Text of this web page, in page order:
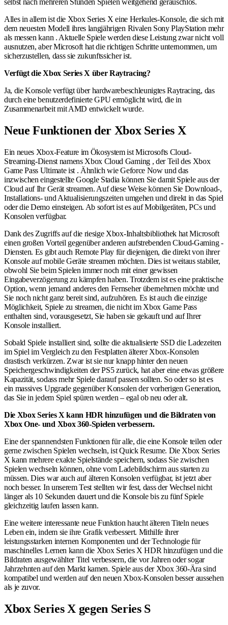
selbst nach mehreren Stunden Spielen weitgehend geräuschlos.
Alles in allem ist die Xbox Series X eine Herkules-Konsole, die sich mit
dem neuesten Modell ihres langjährigen Rivalen Sony PlayStation mehr
als messen kann . Aktuelle Spiele werden diese Leistung zwar nicht voll
ausnutzen, aber Microsoft hat die richtigen Schritte unternommen, um
sicherzustellen, dass sie zukunftssicher ist.
Verfügt die Xbox Series X über Raytracing?
Ja, die Konsole verfügt über hardwarebeschleunigtes Raytracing, das
durch eine benutzerdefinierte GPU ermöglicht wird, die in
Zusammenarbeit mit AMD entwickelt wurde.
Neue Funktionen der Xbox Series X
Ein neues Xbox-Feature im Ökosystem ist Microsofts Cloud-
Streaming-Dienst namens Xbox Cloud Gaming , der Teil des Xbox
Game Pass Ultimate ist . Ähnlich wie Geforce Now und das
inzwischen eingestellte Google Stadia können Sie damit Spiele aus der
Cloud auf Ihr Gerät streamen. Auf diese Weise können Sie Download-,
Installations- und Aktualisierungszeiten umgehen und direkt in das Spiel
oder die Demo einsteigen. Ab sofort ist es auf Mobilgeräten, PCs und
Konsolen verfügbar.
Dank des Zugriffs auf die riesige Xbox-Inhaltsbibliothek hat Microsoft
einen großen Vorteil gegenüber anderen aufstrebenden Cloud-Gaming -
Diensten. Es gibt auch Remote Play für diejenigen, die direkt von ihrer
Konsole auf mobile Geräte streamen möchten. Dies ist weitaus stabiler,
obwohl Sie beim Spielen immer noch mit einer gewissen
Eingabeverzögerung zu kämpfen haben. Trotzdem ist es eine praktische
Option, wenn jemand anderes den Fernseher übernehmen möchte und
Sie noch nicht ganz bereit sind, aufzuhören. Es ist auch die einzige
Möglichkeit, Spiele zu streamen, die nicht im Xbox Game Pass
enthalten sind, vorausgesetzt, Sie haben sie gekauft und auf Ihrer
Konsole installiert.
Sobald Spiele installiert sind, sollte die aktualisierte SSD die Ladezeiten
im Spiel im Vergleich zu den Festplatten älterer Xbox-Konsolen
drastisch verkürzen. Zwar ist sie nur knapp hinter den neuen
Speichergeschwindigkeiten der PS5 zurück, hat aber eine etwas größere
Kapazität, sodass mehr Spiele darauf passen sollten. So oder so ist es
ein massives Upgrade gegenüber Konsolen der vorherigen Generation,
das Sie in jedem Spiel spüren werden – egal ob neu oder alt.
Die Xbox Series X kann HDR hinzufügen und die Bildraten von
Xbox One- und Xbox 360-Spielen verbessern.
Eine der spannendsten Funktionen für alle, die eine Konsole teilen oder
gerne zwischen Spielen wechseln, ist Quick Resume. Die Xbox Series
X kann mehrere exakte Spielstände speichern, sodass Sie zwischen
Spielen wechseln können, ohne vom Ladebildschirm aus starten zu
müssen. Dies war auch auf älteren Konsolen verfügbar, ist jetzt aber
noch besser. In unserem Test stellten wir fest, dass der Wechsel nicht
länger als 10 Sekunden dauert und die Konsole bis zu fünf Spiele
gleichzeitig laufen lassen kann.
Eine weitere interessante neue Funktion haucht älteren Titeln neues
Leben ein, indem sie ihre Grafik verbessert. Mithilfe ihrer
leistungsstarken internen Komponenten und der Technologie für
maschinelles Lernen kann die Xbox Series X HDR hinzufügen und die
Bildraten ausgewählter Titel verbessern, die vor Jahren oder sogar
Jahrzehnten auf den Markt kamen. Spiele aus der Xbox 360-Ära sind
kompatibel und werden auf den neuen Xbox-Konsolen besser aussehen
als je zuvor.
Xbox Series X gegen Series S